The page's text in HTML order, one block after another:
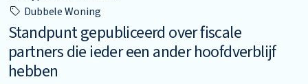
Dubbele Woning
Standpunt gepubliceerd over fiscale
partners die ieder een ander hoofdverblijf
hebben